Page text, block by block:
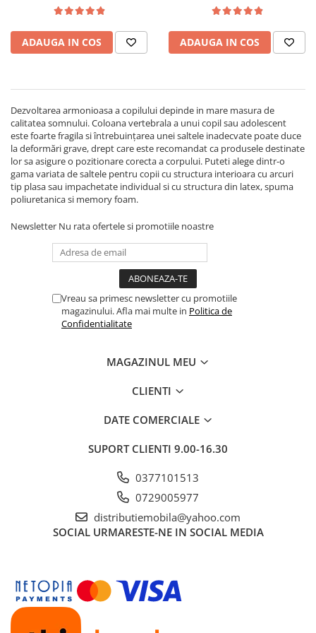
Top saltele memory 5 cm
Top saltele MemoHR 6.5 cm
Saltele cu spuma
Scaune manager
Mobilier bucatarie
Mese bucatarie
Mobila bucatarie
Seturi mese si scaune bucatarie
Mobilier hol
Mobila hol
Suporturi si rafturi pantofi
Portmantouri
Pantofare
Seturi mobilier hol
Suport pentru umerase
Mobilier gradinita
Saltele patuturi copii
Masa si scaune gradinita
Seturi comode living si dormitor
ADAUGA IN COS ADAUGA IN COS
Dezvoltarea armonioasa a copilului depinde in mare masura de
calitatea somnului. Coloana vertebrala a unui copil sau adolescent
este foarte fragila si întrebuinţarea unei saltele inadecvate poate duce
la deformări grave, drept care este recomandat ca produsele destinate
lor sa asigure o pozitionare corecta a corpului. Puteti alege dintr-o
gama variata de saltele pentru copii cu structura interioara cu arcuri
tip plasa sau impachetate individual si cu structura din latex, spuma
poliuretanica si memory foam.
Newsletter Nu rata ofertele si promotiile noastre
Vreau sa primesc newsletter cu promotiile
magazinului. Afla mai multe in Politica de
Confidentialitate
MAGAZINUL MEU
CLIENTI
DATE COMERCIALE
SUPORT CLIENTI 9.00-16.30
0377101513
0729005977
distributiemobila@yahoo.com
SOCIAL URMARESTE-NE IN SOCIAL MEDIA